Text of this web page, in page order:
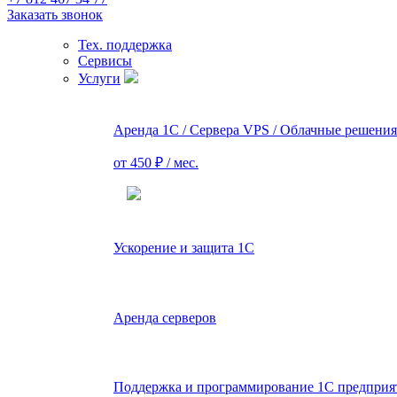
Заказать звонок
Тех. поддержка
Сервисы
Услуги
Аренда 1С / Сервера VPS / Облачные решения
от 450 ₽ / мес.
Ускорение и защита 1С
Аренда серверов
Поддержка и программирование 1С